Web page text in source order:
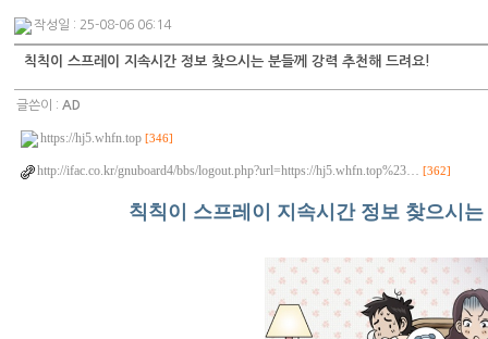
작성일 : 25-08-06 06:14
칙칙이 스프레이 지속시간 정보 찾으시는 분들께 강력 추천해 드려요!
글쓴이 :AD
https://hj5.whfn.top [346]
http://ifac.co.kr/gnuboard4/bbs/logout.php?url=https://hj5.whfn.top%23… [362]
칙칙이 스프레이 지속시간 정보 찾으시